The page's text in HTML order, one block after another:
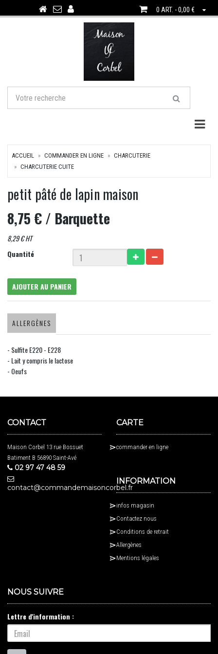
0 ART. - 0,00 €
ACCUEIL COMMANDER EN LIGNE
CHARCUTERIE
CHARCUTERIE CUITE
petit pâté de lapin maison
8,75 €/ Barquette
8,29 € HT
Quantité
AJOUTER AU PANIER
ALLERGÈNES
- Sulfite E220 - E228
- Lait y compris le lactose
- Oeufs
CONTACT
Maison Corbel 13 rue Bossuet
Batiment B 56890 Saint-Avé
02 97 47 48 59
contact@commandemaisoncorbel.fr
CARTE
commander en ligne
INFORMATION
infos magasin
Contactez nous
Conditions de retrait
Allergènes
Mentions légales
NOUS SUIVRE
Lettre d'information :